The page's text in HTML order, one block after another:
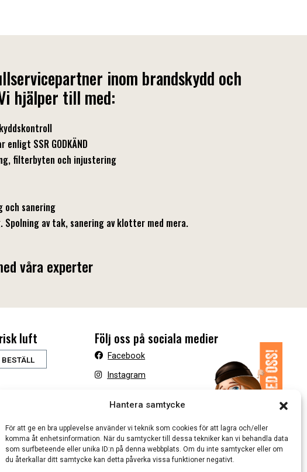
Hantera samtycke
För att ge en bra upplevelse använder vi teknik som cookies för att lagra och/eller
komma åt enhetsinformation. När du samtycker till dessa tekniker kan vi behandla data
som surfbeteende eller unika ID:n på denna webbplats. Om du inte samtycker eller om
du återkallar ditt samtycke kan detta påverka vissa funktioner negativt.
inom brandskydd och
hjälper till med:
SSR GODKÄND
filterbyten och injustering
och sanering
av tak, sanering av klotter med mera.
våra experter
luft
BESTÄLL
Följ oss på sociala medier
Facebook
Instagram